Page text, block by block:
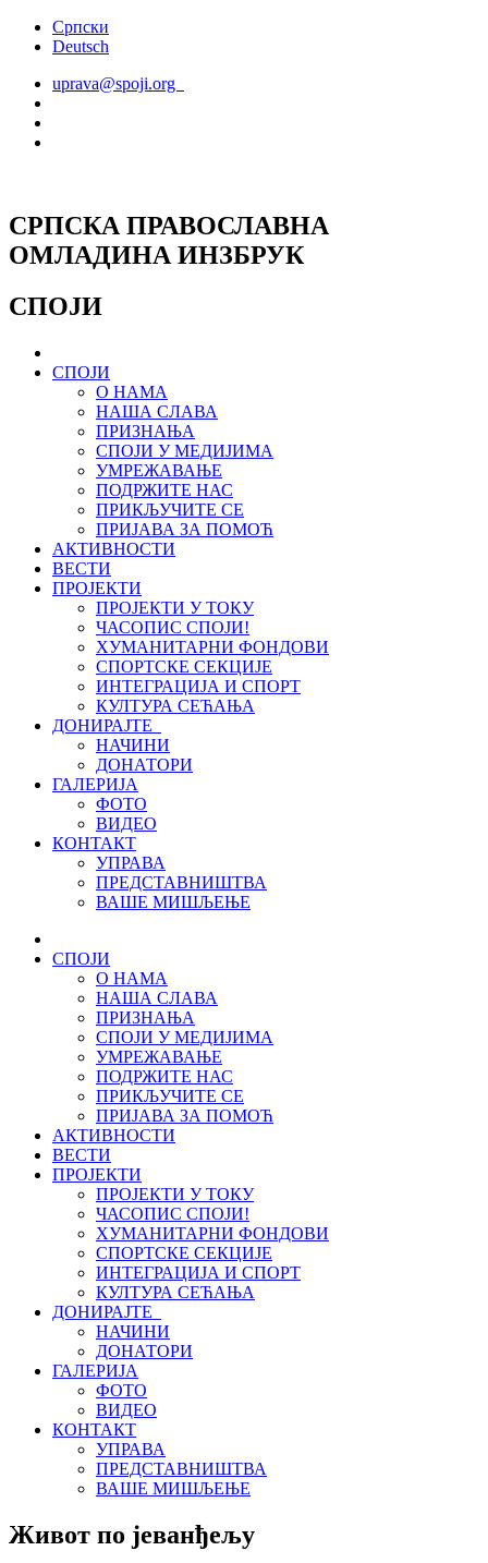
СкочитеСрпски
Deutsch
uprava@spoji.org
СРПСКА ПРАВОСЛАВНА
ОМЛАДИНА ИНЗБРУК
СПОЈИ
СПОЈИ
О НАМА
НАША СЛАВА
ПРИЗНАЊА
СПОЈИ У МЕДИЈИМА
УМРЕЖАВАЊЕ
ПОДРЖИТЕ НАС
ПРИКЉУЧИТЕ СЕ
ПРИЈАВА ЗА ПОМОЋ
АКТИВНОСТИ
ВЕСТИ
ПРОЈЕКТИ
ПРОЈЕКТИ У ТОКУ
ЧАСОПИС СПОЈИ!
ХУМАНИТАРНИ ФОНДОВИ
СПОРТСКЕ СЕКЦИЈЕ
ИНТЕГРАЦИЈА И СПОРТ
КУЛТУРА СЕЋАЊА
ДОНИРАЈТЕ
НАЧИНИ
ДОНАТОРИ
ГАЛЕРИЈА
ФОТО
ВИДЕО
КОНТАКТ
УПРАВА
ПРЕДСТАВНИШТВА
ВАШЕ МИШЉЕЊЕ
СПОЈИ
О НАМА
НАША СЛАВА
ПРИЗНАЊА
СПОЈИ У МЕДИЈИМА
УМРЕЖАВАЊЕ
ПОДРЖИТЕ НАС
ПРИКЉУЧИТЕ СЕ
ПРИЈАВА ЗА ПОМОЋ
АКТИВНОСТИ
ВЕСТИ
ПРОЈЕКТИ
ПРОЈЕКТИ У ТОКУ
ЧАСОПИС СПОЈИ!
ХУМАНИТАРНИ ФОНДОВИ
СПОРТСКЕ СЕКЦИЈЕ
ИНТЕГРАЦИЈА И СПОРТ
КУЛТУРА СЕЋАЊА
ДОНИРАЈТЕ
НАЧИНИ
ДОНАТОРИ
ГАЛЕРИЈА
ФОТО
ВИДЕО
КОНТАКТ
УПРАВА
ПРЕДСТАВНИШТВА
ВАШЕ МИШЉЕЊЕ
Живот по јеванђељу